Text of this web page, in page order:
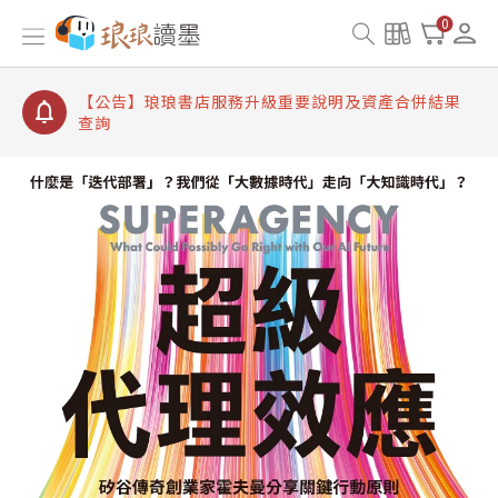
0
【公告】琅琅讀墨書櫃開通常見問題
【公告】琅琅讀墨 3 分鐘完成書櫃開通與資產合併申
【公告】琅琅書店服務升級重要說明及資產合併結果
查詢